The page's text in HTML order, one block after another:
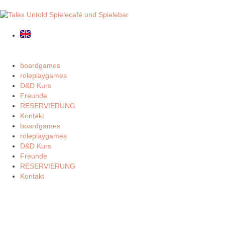
boardgames
roleplaygames
D&D Kurs
Freunde
RESERVIERUNG
Kontakt
boardgames
roleplaygames
D&D Kurs
Freunde
RESERVIERUNG
Kontakt